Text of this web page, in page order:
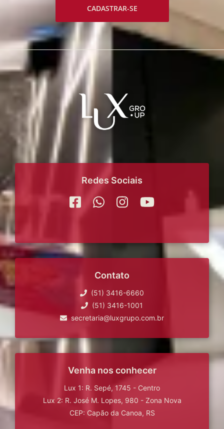
CADASTRAR-SE
Redes Sociais
Contato
(51) 3416-6660
(51) 3416-1001
secretaria@luxgrupo.com.br
Venha nos conhecer
Lux 1: R. Sepé, 1745 - Centro
Lux 2: R. José M. Lopes, 980 - Zona Nova
CEP: Capão da Canoa, RS